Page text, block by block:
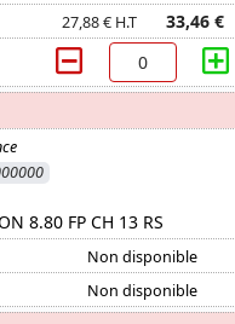
27,88 € H.T 33,46 €
8.80 FP CH 13 RS
Non disponible
Non disponible